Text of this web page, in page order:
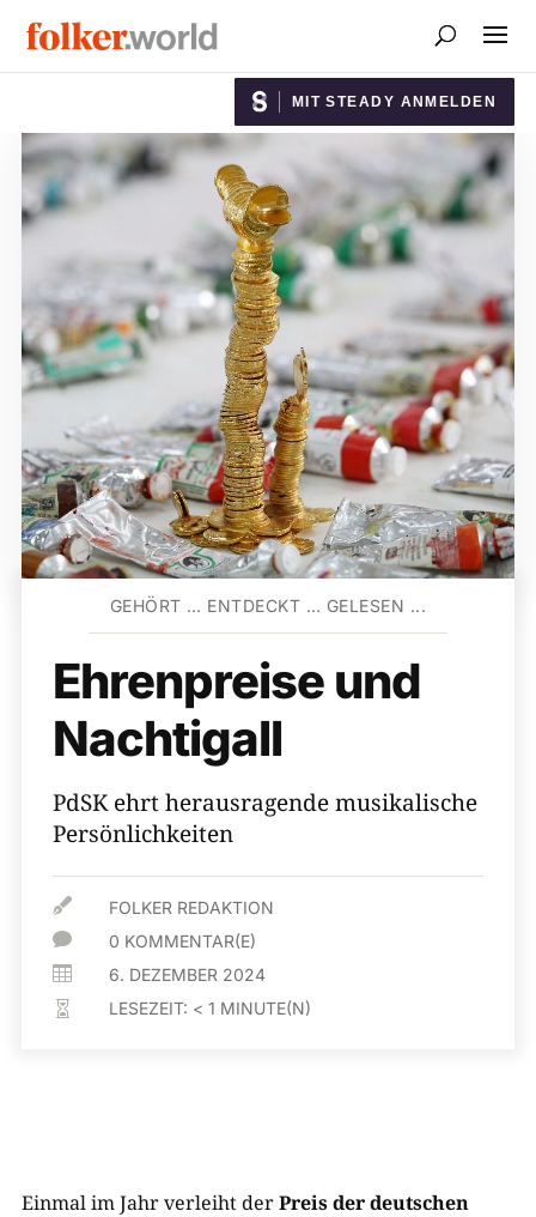
MIT STEADY ANMELDEN
GEHÖRT … ENTDECKT … GELESEN ...
Ehrenpreise und
Nachtigall
PdSK ehrt herausragende musikalische
Persönlichkeiten
 FOLKER REDAKTION
 0 KOMMENTAR(E)
 6. DEZEMBER 2024
 LESEZEIT: < 1 MINUTE(N)
Einmal im Jahr verleiht derPreis der deutschen